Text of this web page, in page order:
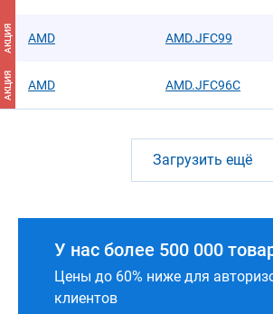
АКЦИЯ AMD AMD.JFC99
АКЦИЯ AMD AMD.JFC96C
Загрузить ещё
У нас более 500 000
Цены до 60% ниже для
клиентов